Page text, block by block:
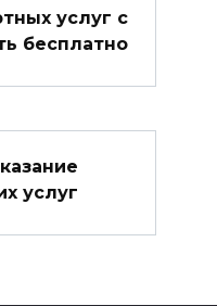
услуг с
бесплатно
услуг